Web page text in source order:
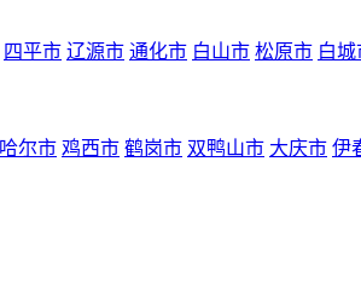
四平市 辽源市 通化市 白山市 松原市 白城
尔市 鸡西市 鹤岗市 双鸭山市 大庆市 伊